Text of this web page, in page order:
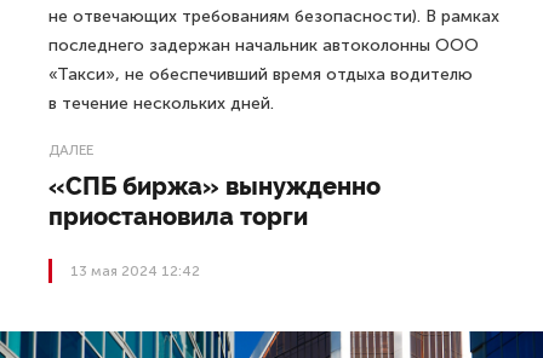
не отвечающих требованиям безопасности). В рамках
последнего задержан начальник автоколонны ООО
«Такси», не обеспечивший время отдыха водителю
в течение нескольких дней.
ДАЛЕЕ
«СПБ биржа» вынужденно
приостановила торги
13 мая 2024 12:42